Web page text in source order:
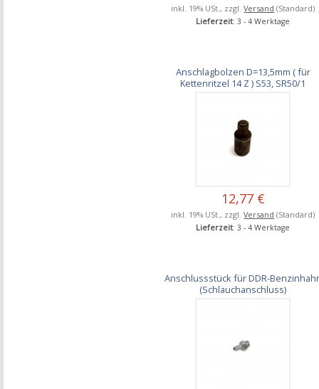
inkl. 19% USt., zzgl.Versand (Standard)
Lieferzeit: 3 - 4 Werktage
Anschlagbolzen D=13,5mm ( für
Kettenritzel 14 Z ) S53, SR50/1
12,77 €
inkl. 19% USt., zzgl.Versand (Standard)
Lieferzeit: 3 - 4 Werktage
Anschlussstück für DDR-
(Schlauchanschluss)